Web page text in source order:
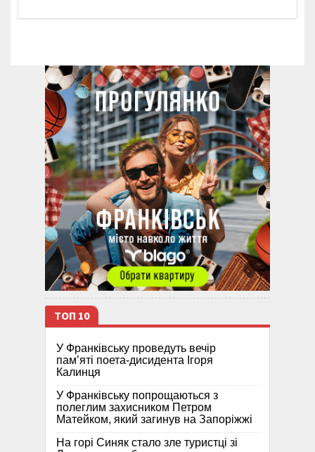
ТОП 10
У Франківську проведуть вечір
пам’яті поета-дисидента Ігоря
Калинця
У Франківську попрощаються з
полеглим захисником Петром
Матейком, який загинув на Запоріжжі
На горі Синяк стало зле туристці зі